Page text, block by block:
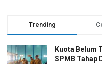
Trending
Kuota Belum
SPMB Tahap